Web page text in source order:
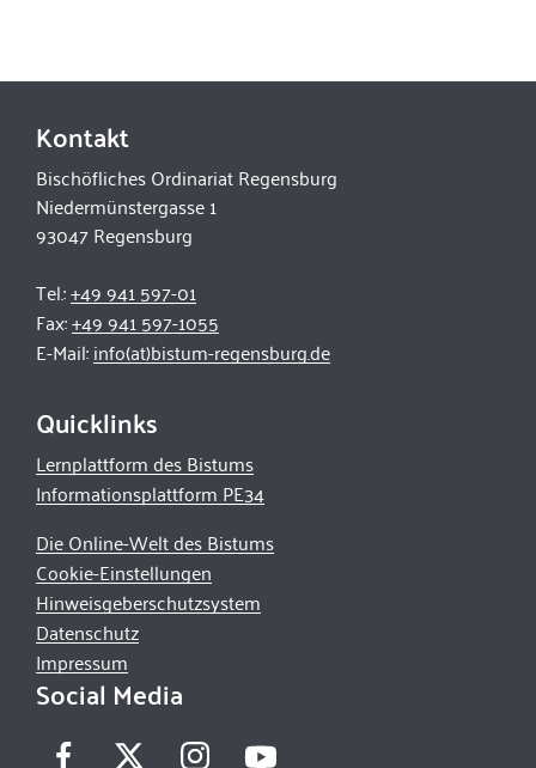
Kontakt
Bischöfliches Ordinariat Regensburg
Niedermünstergasse 1
93047 Regensburg
Tel.:+49 941 597-01
Fax:+49 941 597-1055
E-Mail:info(at)bistum-regensburg.de
Quicklinks
Lernplattform des Bistums
Informationsplattform PE34
Die Online-Welt des Bistums
Cookie-Einstellungen
Hinweisgeberschutzsystem
Datenschutz
Impressum
Social Media